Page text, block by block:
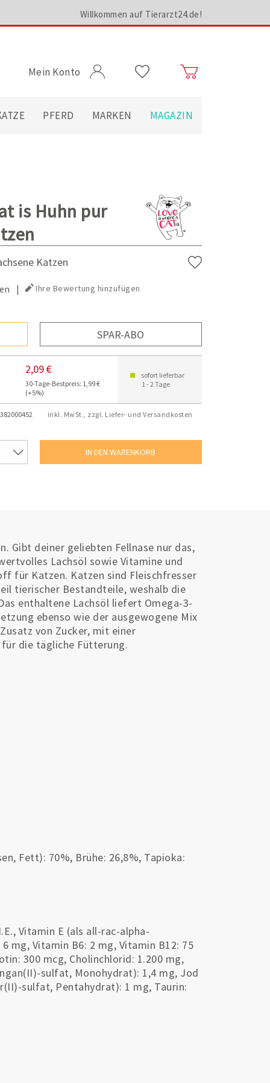
Willkommen auf Tierarzt24.de!
Mein Konto
PFERD MARKEN MAGAZIN
is Huhn pur
Katzen
| Ihre Bewertung hinzufügen
SPAR-ABO
2,09 €
30-Tage-Bestpreis: 1,99 €
(+5%)
sofort lieferbar
1 - 2 Tage
382000452 inkl. MwSt., zzgl. Liefer- und Versandkosten
Gibt deiner geliebten Fellnase nur das,
Lachsöl sowie Vitamine und
für Katzen. Katzen sind Fleischfresser
tierischer Bestandteile, weshalb die
enthaltene Lachsöl liefert Omega-3-
ebenso wie der ausgewogene Mix
von Zucker, mit einer
die tägliche Fütterung.
Fett): 70%, Brühe: 26,8%, Tapioka:
Vitamin E (als all-rac-alpha-
mg, Vitamin B6: 2 mg, Vitamin B12: 75
300 mcg, Cholinchlorid: 1.200 mg,
sulfat, Monohydrat): 1,4 mg, Jod
sulfat, Pentahydrat): 1 mg, Taurin: